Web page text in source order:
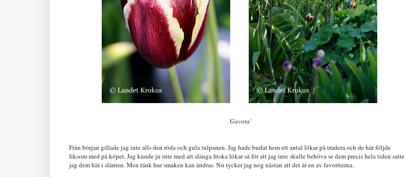
'Gavota'
Från början gillade jag inte alls den röda och gula tulpanen. Jag hade budat hem ett antal lökar på tradera och de här följde
liksom med på köpet. Jag kunde ju inte med att slänga friska lökar så för att jag inte skulle behöva se dem precis hela tiden satte
jag dem här i slänten. Men tänk hur smaken kan ändras. Nu tycker jag nog nästan att det är en av favoriterna.